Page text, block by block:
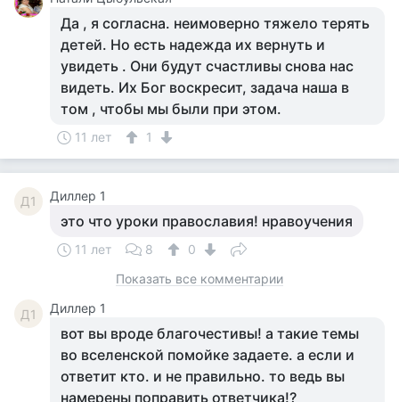
Да , я согласна. неимоверно тяжело терять
детей. Но есть надежда их вернуть и
увидеть . Они будут счастливы снова нас
видеть. Их Бог воскресит, задача наша в
том , чтобы мы были при этом.
11 лет 1
Д1 Диллер 1
это что уроки православия! нравоучения
11 лет 8
0
Показать все комментарии
Д1 Диллер 1
вот вы вроде благочестивы! а такие темы
во вселенской помойке задаете. а если и
ответит кто. и не правильно. то ведь вы
намерены поправить ответчика!?